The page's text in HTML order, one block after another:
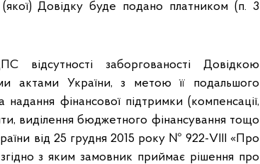
(якої) Довідку буде подано платником (п. 3
відсутності заборгованості Довідкою
актами України, з метою її подальшого
фінансової підтримки (компенсації,
виділення бюджетного фінансування тощо
від 25 грудня 2015 року № 922-VIII «Про
згідно з яким замовник приймає рішення про